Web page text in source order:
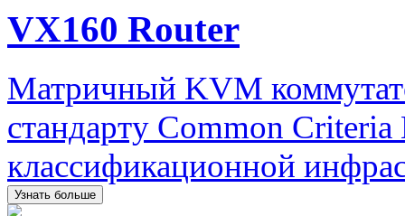
VX160 Router
Матричный KVM
стандарту Common
классификационной
Узнать больше